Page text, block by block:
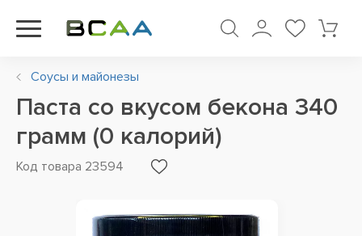
Соусы и майонезы
Паста со вкусом бекона 340
грамм (0 калорий)
Код товара 23594